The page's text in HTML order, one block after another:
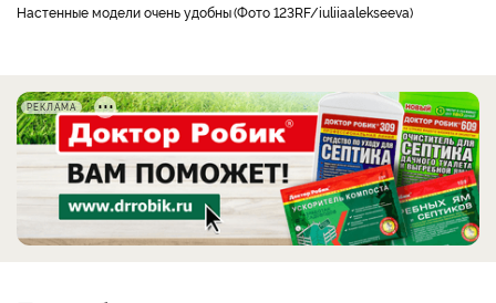
настенные модели очень удобны Фото 123RF/iuliiaalekseeva
РЕКЛАМА